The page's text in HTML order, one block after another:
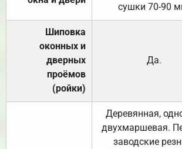
сушки 70-90
Шиповка
оконных и
дверных
проёмов
(ройки)
Да.
Деревянная,
двухмаршевая.
заводские